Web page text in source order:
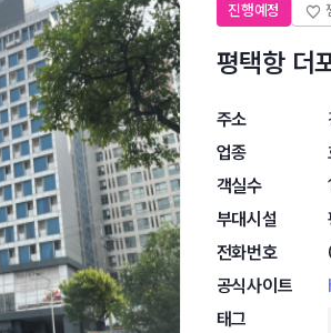
진행예정
평택항 더
주소
업종
객실수
부대시설
전화번호
공식사이트
태그